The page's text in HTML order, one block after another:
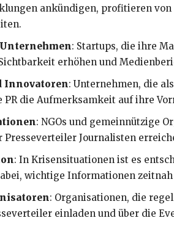
ankündigen, profitieren
: Startups, die ihre
erhöhen und
Innovatoren: Unternehmen, die
PR die Aufmerksamkeit auf ihre
: NGOs und gemeinnützige
Presseverteiler Journalisten
: In Krisensituationen ist es
wichtige Informationen
: Organisationen, die
einladen und über die